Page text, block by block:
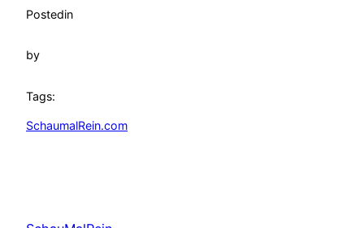
Postedin
by
Tags:
SchaumalRein.com